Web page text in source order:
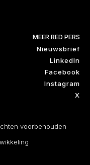
MEER RED PERS
Nieuwsbrief
LinkedIn
Facebook
Instagram
X
voorbehouden